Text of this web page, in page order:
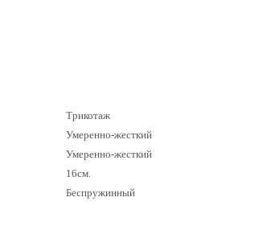
Трикотаж
Умеренно-жесткий
Умеренно-жесткий
16см.
Беспружинный